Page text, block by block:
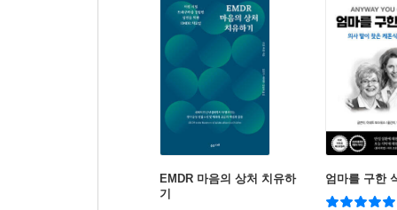
EMDR 마음의 상처 치유하
기
엄마를 구한